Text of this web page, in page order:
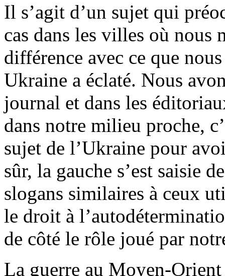
Il s’agit d’un sujet qui
cas dans les villes où nous
différence avec ce que
Ukraine a éclaté. Nous
journal et dans les
dans notre milieu proche,
sujet de l’Ukraine pour
sûr, la gauche s’est saisie
slogans similaires à ceux
le droit à
de côté le rôle joué par
La guerre au Moyen-